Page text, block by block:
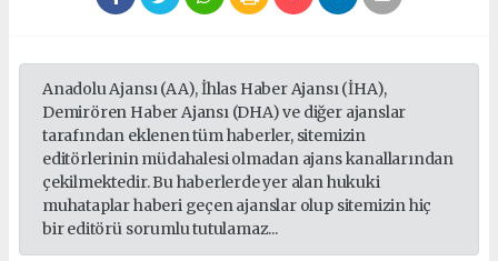
Anadolu Ajansı (AA), İhlas Haber Ajansı (İHA),
Demirören Haber Ajansı (DHA) ve diğer ajanslar
tarafından eklenen tüm haberler, sitemizin
editörlerinin müdahalesi olmadan ajans kanallarından
çekilmektedir. Bu haberlerde yer alan hukuki
muhataplar haberi geçen ajanslar olup sitemizin hiç
bir editörü sorumlu tutulamaz...